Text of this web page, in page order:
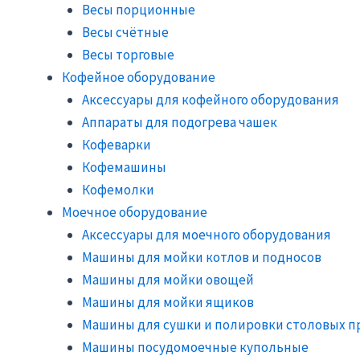
Весы порционные
Весы счётные
Весы торговые
Кофейное оборудование
Аксессуары для кофейного оборудования
Аппараты для подогрева чашек
Кофеварки
Кофемашины
Кофемолки
Моечное оборудование
Аксессуары для моечного оборудования
Машины для мойки котлов и подносов
Машины для мойки овощей
Машины для мойки ящиков
Машины для сушки и полировки столовых
Машины посудомоечные купольные